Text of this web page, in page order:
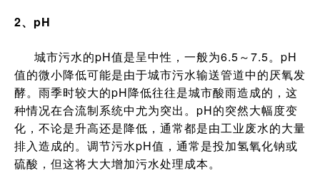
2、pH
城市污水的pH值是呈中性，一般为6.5～7.5。pH
值的微小降低可能是由于城市污水输送管道中的厌氧发
酵。雨季时较大的pH降低往往是城市酸雨造成的，这
种情况在合流制系统中尤为突出。pH的突然大幅度变
化，不论是升高还是降低，通常都是由工业废水的大量
排入造成的。调节污水pH值，通常是投加氢氧化钠或
硫酸，但这将大大增加污水处理成本。